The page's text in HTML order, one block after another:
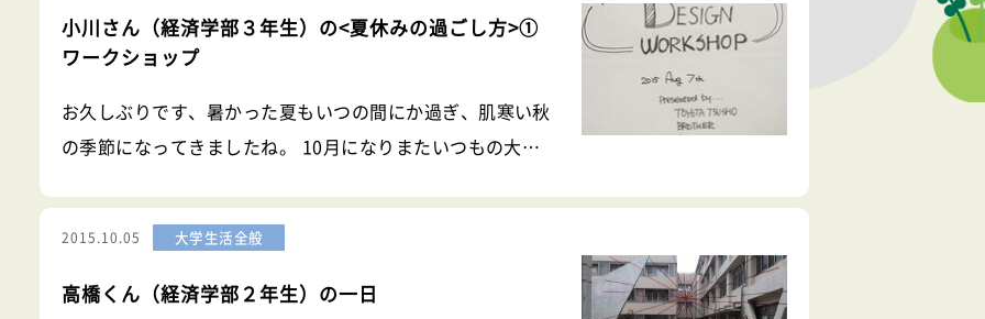
小川さん（経済学部３年生）の<夏休みの過ごし方>①
ワークショップ
お久しぶりです、暑かった夏もいつの間にか過ぎ、肌寒い秋
の季節になってきましたね。 10月になりまたいつもの大学
がきれるように気を引き締めるのも込めて、今回は私の過ご
した夏休みについて少し
2015.10.05 大学生活全般
高橋くん（経済学部２年生）の一日